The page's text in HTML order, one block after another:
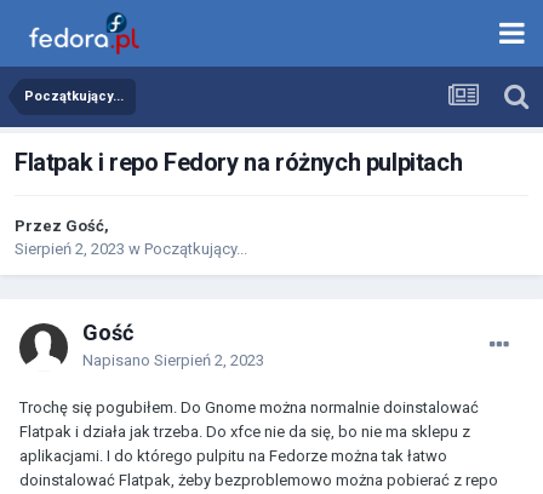
Początkujący...
Flatpak i repo Fedory na różnych pulpitach
Przez Gość,
Sierpień 2, 2023 w Początkujący...
Gość
Napisano Sierpień 2, 2023
Trochę się pogubiłem. Do Gnome można normalnie doinstalować
Flatpak i działa jak trzeba. Do xfce nie da się, bo nie ma sklepu z
aplikacjami. I do którego pulpitu na Fedorze można tak łatwo
doinstalować Flatpak, żeby bezproblemowo można pobierać z repo